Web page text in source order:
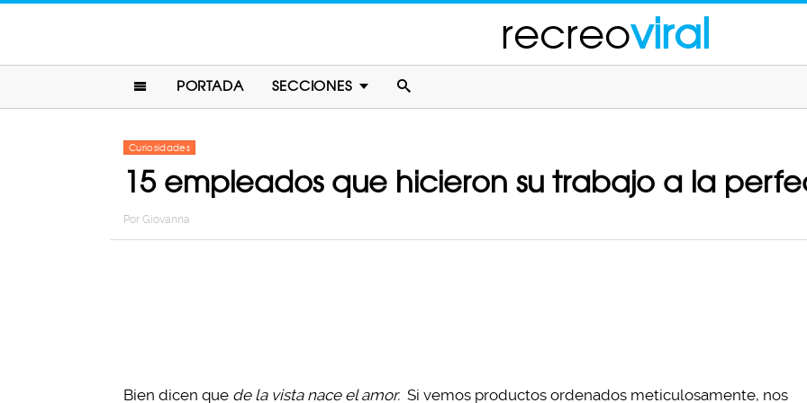
recreoviral
PORTADA SECCIONES
Curiosidades
15 empleados que hicieron su trabajo a la
Por Giovanna
Bien dicen que de la vista nace el amor. Si vemos productos ordenados meticulosamente, nos